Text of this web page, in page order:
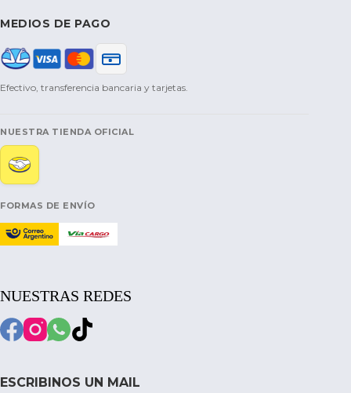
MEDIOS DE PAGO
Efectivo, transferencia bancaria y tarjetas.
NUESTRA TIENDA OFICIAL
FORMAS DE ENVÍO
NUESTRAS REDES
ESCRIBINOS UN MAIL